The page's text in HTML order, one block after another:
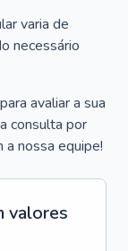
varia de
necessário
avaliar a sua
consulta por
nossa equipe!
valores